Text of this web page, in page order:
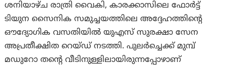
ശനിയാഴ്ച രാത്രി വൈകി, കാരക്കാസിലെ ഫോർട്ട്
ടിയുന സൈനിക സമുച്ചയത്തിലെ അദ്ദേഹത്തിന്റെ
ഔദ്യോഗിക വസതിയിൽ യുഎസ് സുരക്ഷാ സേന
അപ്രതീക്ഷിത റെയ്ഡ് നടത്തി. പുലർച്ചെക്ക് മുമ്പ്
മഡുറോ തന്റെ വീടിനുള്ളിലായിരുന്നപ്പോഴാണ്